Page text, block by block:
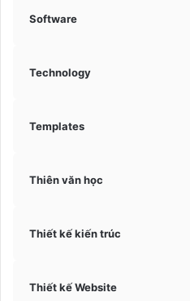
Software
Technology
Templates
Thiên văn học
Thiết kế kiến trúc
Thiết kế Website